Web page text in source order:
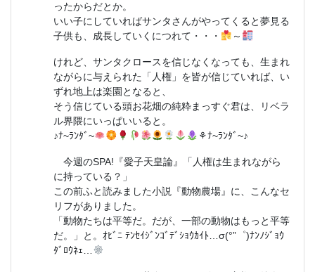
ったからだとか。
いい子にしていればサンタさんがやってくると夢見る
子供も、成長していくにつれて・・・
～
けれど、サンタクロースを信じなくなっても、生まれ
ながらに与えられた「人権」を皆が信じていれば、い
ずれ地上は楽園となると、
そう信じている頭お花畑の純粋まっすぐ君は、リベラ
ル界隈にいっぱいいると。
♪ﾅ~ﾗﾝﾀﾞ~
⚘ﾅ~ﾗﾝﾀﾞ~♪
今週のSPA!『愛子天皇論』「人権は生まれながら
に持っている？」
この前ふと読みました小説『動物農場』に、こんなセ
リフがありました。
「動物たちは平等だ。だが、一部の動物はもっと平等
だ。」と。ｵﾋﾞﾆ ﾃﾝｾｲｼﾞﾝｺﾞﾃﾞｼｮｳｶｲﾄ…σ(°”゜)ﾅﾝﾉｼﾞｮｳ
ﾀﾞﾛｳﾈｪ…